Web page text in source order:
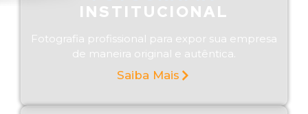
INSTITUCIONAL
Fotografia profissional para expor sua empresa
de maneira original e autêntica.
Saiba Mais